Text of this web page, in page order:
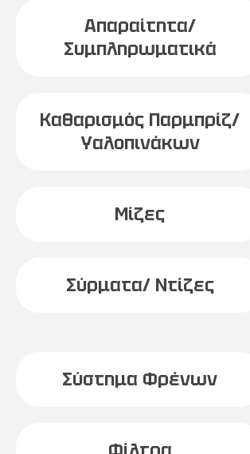
Απαραίτητα/
Συμπληρωματικά
Καθαρισμός Παρμπρίζ/
Υαλοπινάκων
Μίζες
Σύρματα/ Ντίζες
Σύστημα Φρένων